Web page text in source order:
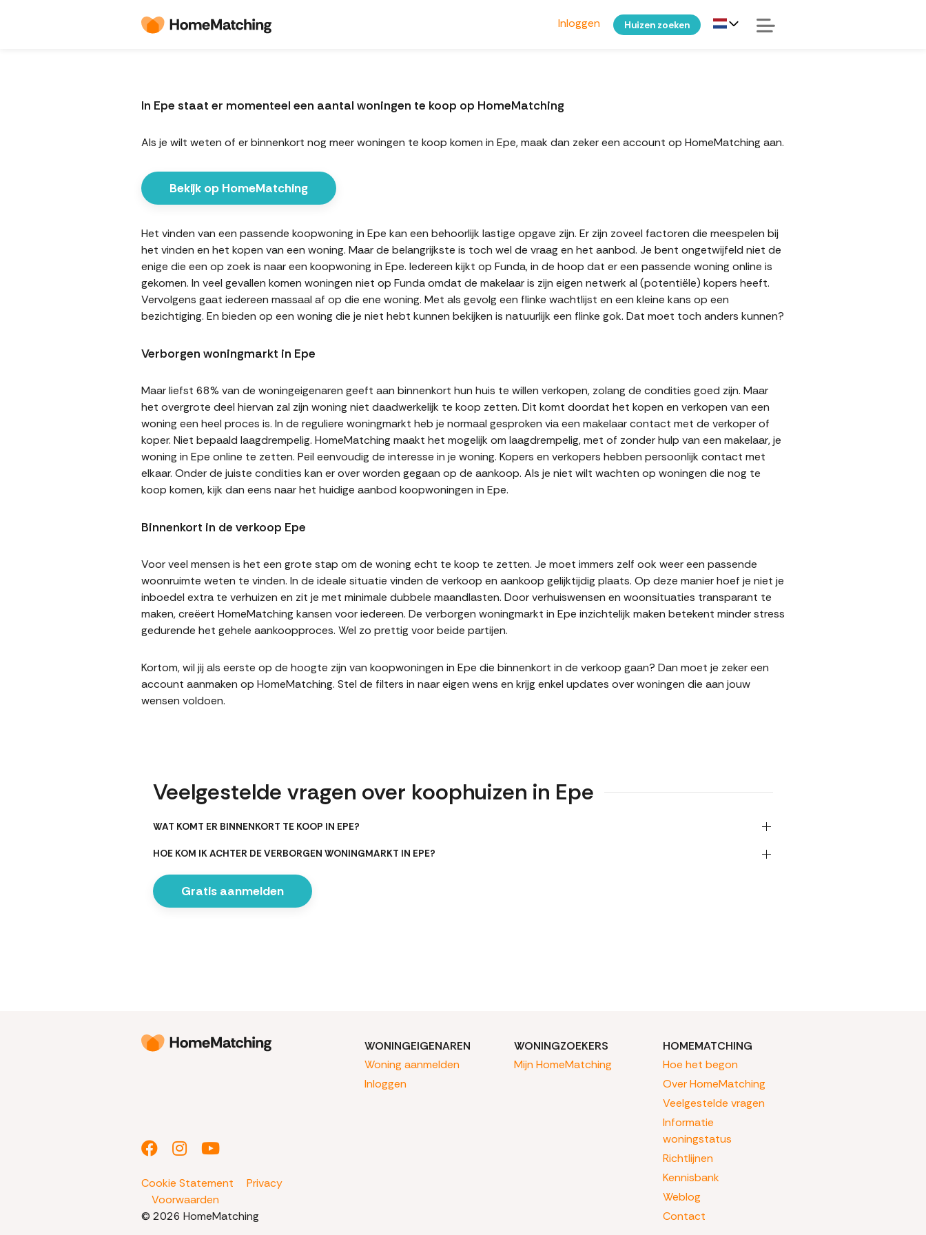
Inloggen Huizen zoeken
In Epe staat er momenteel een aantal woningen te koop op HomeMatching
Als je wilt weten of er binnenkort nog meer woningen te koop komen in Epe, maak dan zeker een account op HomeMatching aan.
Bekijk op HomeMatching
Het vinden van een passende koopwoning in Epe kan een behoorlijk lastige opgave zijn. Er zijn zoveel factoren die meespelen bij
het vinden en het kopen van een woning. Maar de belangrijkste is toch wel de vraag en het aanbod. Je bent ongetwijfeld niet de
enige die een op zoek is naar een koopwoning in Epe. Iedereen kijkt op Funda, in de hoop dat er een passende woning online is
gekomen. In veel gevallen komen woningen niet op Funda omdat de makelaar is zijn eigen netwerk al (potentiële) kopers heeft.
Vervolgens gaat iedereen massaal af op die ene woning. Met als gevolg een flinke wachtlijst en een kleine kans op een
bezichtiging. En bieden op een woning die je niet hebt kunnen bekijken is natuurlijk een flinke gok. Dat moet toch anders kunnen?
Verborgen woningmarkt in Epe
Maar liefst 68% van de woningeigenaren geeft aan binnenkort hun huis te willen verkopen, zolang de condities goed zijn. Maar
het overgrote deel hiervan zal zijn woning niet daadwerkelijk te koop zetten. Dit komt doordat het kopen en verkopen van een
woning een heel proces is. In de reguliere woningmarkt heb je normaal gesproken via een makelaar contact met de verkoper of
koper. Niet bepaald laagdrempelig. HomeMatching maakt het mogelijk om laagdrempelig, met of zonder hulp van een makelaar, je
woning in Epe online te zetten. Peil eenvoudig de interesse in je woning. Kopers en verkopers hebben persoonlijk contact met
elkaar. Onder de juiste condities kan er over worden gegaan op de aankoop. Als je niet wilt wachten op woningen die nog te
koop komen, kijk dan eens naar het huidige aanbod koopwoningen in Epe.
Binnenkort in de verkoop Epe
Voor veel mensen is het een grote stap om de woning echt te koop te zetten. Je moet immers zelf ook weer een passende
woonruimte weten te vinden. In de ideale situatie vinden de verkoop en aankoop gelijktijdig plaats. Op deze manier hoef je niet je
inboedel extra te verhuizen en zit je met minimale dubbele maandlasten. Door verhuiswensen en woonsituaties transparant te
maken, creëert HomeMatching kansen voor iedereen. De verborgen woningmarkt in Epe inzichtelijk maken betekent minder stress
gedurende het gehele aankoopproces. Wel zo prettig voor beide partijen.
Kortom, wil jij als eerste op de hoogte zijn van koopwoningen in Epe die binnenkort in de verkoop gaan? Dan moet je zeker een
account aanmaken op HomeMatching. Stel de filters in naar eigen wens en krijg enkel updates over woningen die aan jouw
wensen voldoen.
Veelgestelde vragen over koophuizen in Epe
WAT KOMT ER BINNENKORT TE KOOP IN EPE?
HOE KOM IK ACHTER DE VERBORGEN WONINGMARKT IN EPE?
Gratis aanmelden
Cookie Statement
Privacy
Voorwaarden
© 2026 HomeMatching
WONINGEIGENAREN
Woning aanmelden
Inloggen
WONINGZOEKERS
Mijn HomeMatching
HOMEMATCHING
Hoe het begon
Over HomeMatching
Veelgestelde vragen
Informatie
woningstatus
Richtlijnen
Kennisbank
Weblog
Contact